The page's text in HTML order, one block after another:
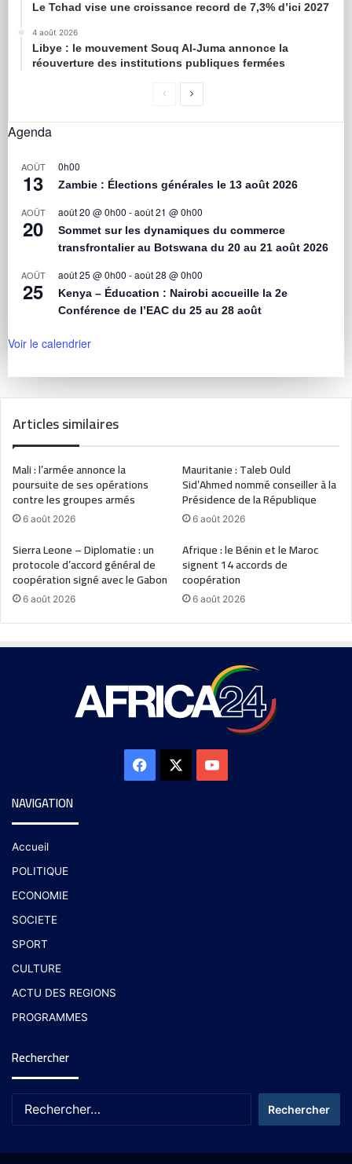
Le Tchad vise une croissance record de 7,3% d’ici 2027
4 août 2026
Libye : le mouvement Souq Al-Juma annonce la
réouverture des institutions publiques fermées
Agenda
AOÛT
13
0h00
Zambie : Élections générales le 13 août 2026
AOÛT
20
août 20 @ 0h00 -août 21 @ 0h00
Sommet sur les dynamiques du commerce
transfrontalier au Botswana du 20 au 21 août 2026
AOÛT
25
août 25 @ 0h00 -août 28 @ 0h00
Kenya – Éducation : Nairobi accueille la 2e
Conférence de l’EAC du 25 au 28 août
Voir le calendrier
Articles similaires
Mali : l’armée annonce la
poursuite de ses opérations
contre les groupes armés
6 août 2026
Mauritanie : Taleb Ould
Sid’Ahmed nommé conseiller à la
Présidence de la République
6 août 2026
Sierra Leone – Diplomatie : un
protocole d’accord général de
coopération signé avec le Gabon
6 août 2026
Afrique : le Bénin et le Maroc
signent 14 accords de
coopération
6 août 2026
NAVIGATION
Accueil
POLITIQUE
ECONOMIE
SOCIETE
SPORT
CULTURE
ACTU DES REGIONS
PROGRAMMES
Rechercher